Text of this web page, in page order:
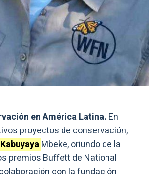
en América Latina. En
proyectos de conservación,
Mbeke, oriundo de la
premios Buffett de National
con la fundación